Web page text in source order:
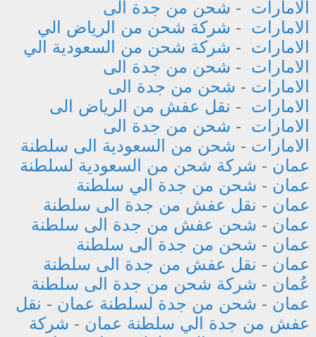
الامارات - شحن من جدة الى
الامارات - شركة شحن من الرياض الي
الامارات - شركة شحن من السعودية الي
الامارات - شحن من جدة الى
الامارات - شحن من جدة الى
الامارات - نقل عفش من الرياض الى
الامارات - شحن من جدة الى
الامارات - شحن من السعودية الى سلطنة
عمان - شركة شحن من السعودية لسلطنة
عمان - شحن من جدة الي سلطنة
عمان - نقل عفش من جدة الى سلطنة
عمان - شحن عفش من جدة الى سلطنة
عمان - شحن من جدة الى سلطنة
عمان - نقل عفش من جدة الى سلطنة
عُمان - شركة شحن من جدة الى سلطنة
عمان - شحن من جدة لسلطنة عمان - نقل
عفش من جدة الي سلطنة عمان - شركة